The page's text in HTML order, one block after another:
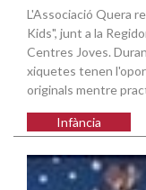
L'Associació Quera
Kids", junt a la
Centres Joves.
xiquetes tenen
originals mentre
Infància